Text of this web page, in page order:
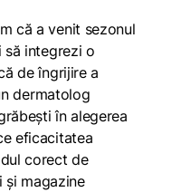
că a venit sezonul
să integrezi o
de îngrijire a
dermatolog
în alegerea
eficacitatea
corect de
și magazine